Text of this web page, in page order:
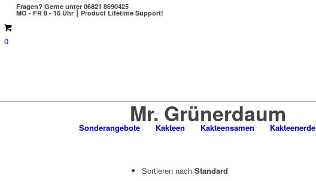
Fragen? Gerne unter 06821 8690425
MO - FR 8 - 16 Uhr ⎮ Product Lifetime Support!
0
Sonderangebote Kakteen Kakteensamen Kakteenerde
Mr. Grünerdaum
Sortieren nach Standard